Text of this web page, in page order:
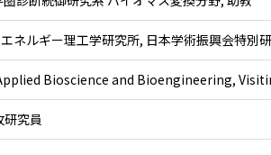
ネルギー理工学研究所, 日本学術振興会特別
Bioscience and Bioengineering,
究員